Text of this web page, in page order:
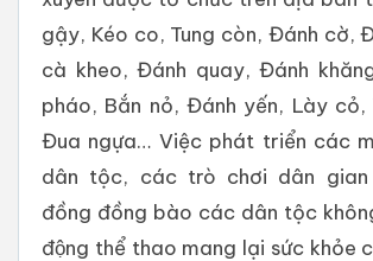
gậy, Kéo co, Tung còn, Đánh cờ,
cà kheo, Đánh quay, Đánh
pháo, Bắn nỏ, Đánh yến, Lày
Đua ngựa… Việc phát triển các
dân tộc, các trò chơi dân gian
đồng đồng bào các dân tộc
động thể thao mang lại sức khỏe